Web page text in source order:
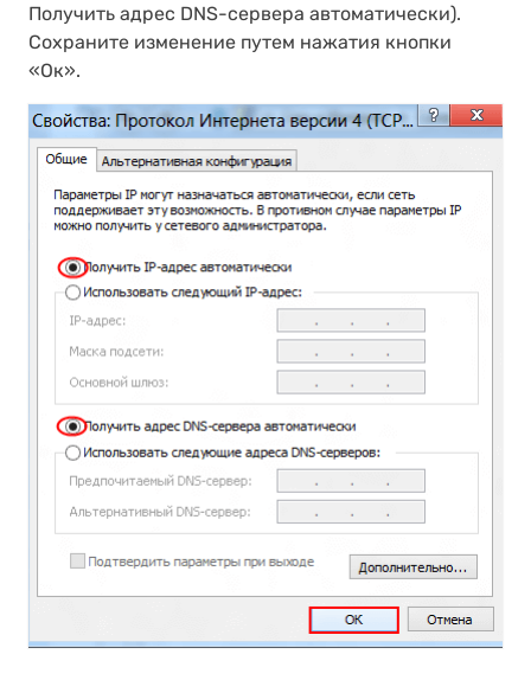
Получить адрес DNS-сервера автоматически).
Сохраните изменение путем нажатия кнопки
«Ок».